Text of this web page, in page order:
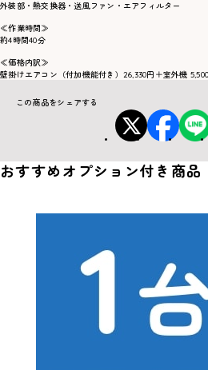
外装部・熱交換器・送風ファン・エアフィルター
≪作業時間≫
約4時間40分
≪価格内訳≫
壁掛けエアコン（付加機能付き）26,330円＋室外機
この商品をシェアする
おすすめオプション付き商品